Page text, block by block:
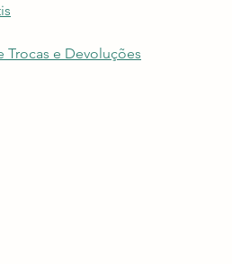
Trocas e Devoluções